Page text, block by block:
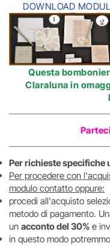
DOWNLOAD
Questa
Claraluna in
Per richieste
Per procedere con
modulo contatto oppure:
procedi all'acquisto
metodo di pagamento.
un acconto del 30% e
in questo modo